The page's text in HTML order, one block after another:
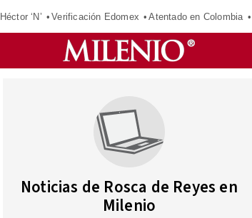
Héctor ‘N’ Verificación Edomex Atentado en Colombia
Noticias de Rosca de Reyes en
Milenio